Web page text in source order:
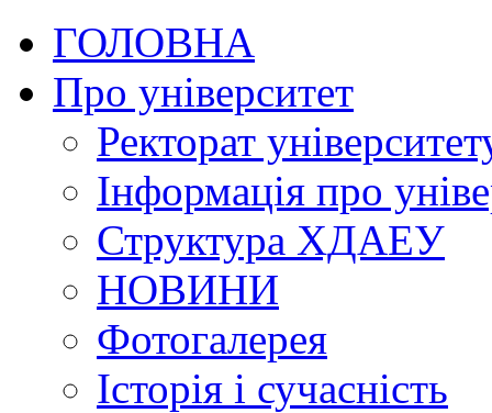
ГОЛОВНА
Про університет
Ректорат
Інформація про
Структура ХДАЕУ
НОВИНИ
Фотогалерея
Історія і сучасність